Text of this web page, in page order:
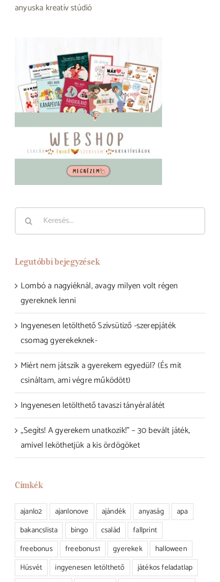
anyuska kreatív stúdió
Keresés...
Legutóbbi bejegyzések
Lombó a nagyiéknál, avagy milyen volt régen
gyereknek lenni
Ingyenesen letölthető Szívsütiző -szerepjáték
csomag gyerekeknek-
Miért nem játszik a gyerekem egyedül? (És mit
csináltam, ami végre működött)
Ingyenesen letölthető tavaszi tányéralátét
„Segíts! A gyerekem unatkozik!” – 30 bevált játék,
amivel leköthetjük a kis ördögöket
Címkék
ajanlo2 ajanlonove ajándék anyaság
apa
bakancslista
bingo család
fallprint
freebonus
freebonus1 gyerekek
halloween
Húsvét
ingyenesen letölthető
játékos feladatlap